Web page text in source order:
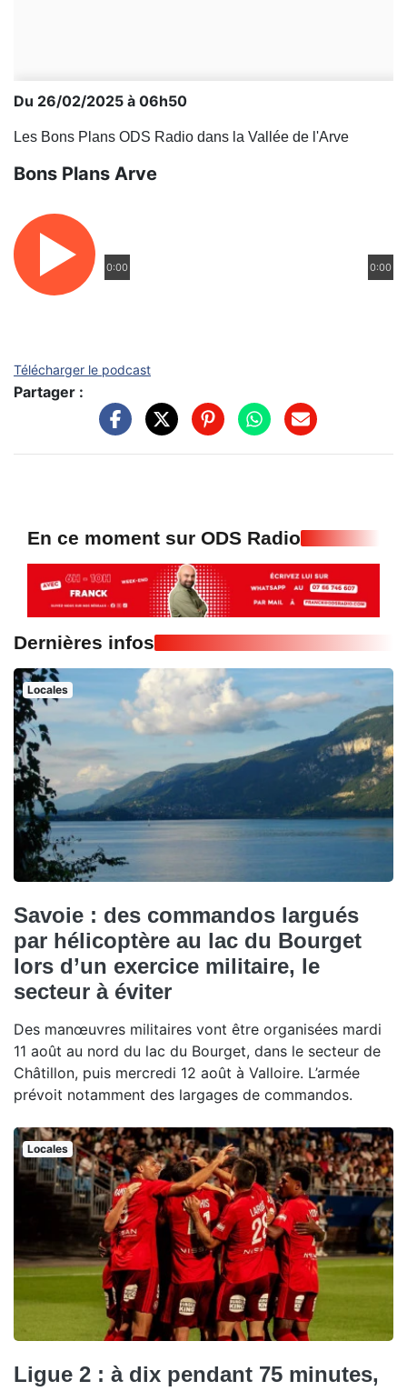
Du 26/02/2025 à 06h50
Les Bons Plans ODS Radio dans la Vallée de l'Arve
Bons Plans Arve
0:00 0:00
Télécharger le podcast
Partager :
En ce moment sur ODS Radio
Dernières infos
Locales
Savoie : des commandos largués
par hélicoptère au lac du Bourget
lors d’un exercice militaire, le
secteur à éviter
Des manœuvres militaires vont être organisées mardi
11 août au nord du lac du Bourget, dans le secteur de
Châtillon, puis mercredi 12 août à Valloire. L’armée
prévoit notamment des largages de commandos.
Locales
Ligue 2 : à dix pendant 75 minutes,